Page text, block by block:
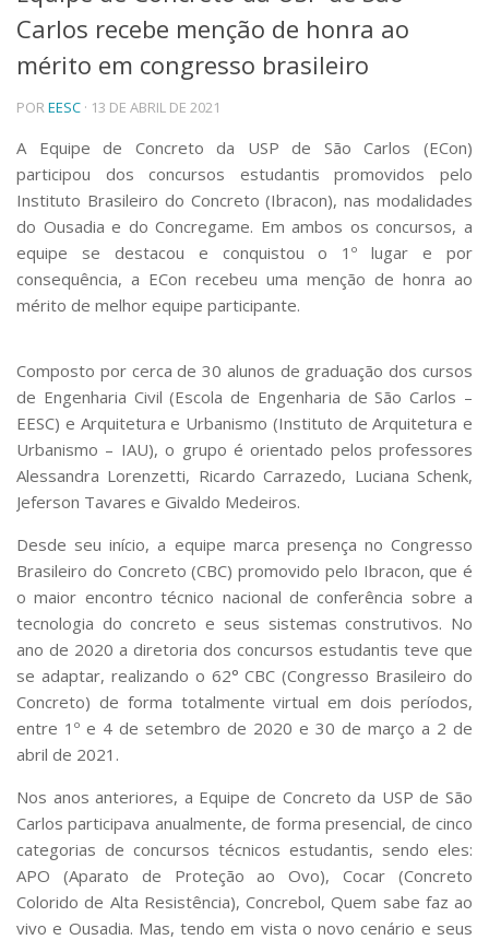
Telefones e Mapas
Pessoas
Ensino
Graduação
Educação a distância
Cursos de Extensão
Pesquisa e Inovação
Linhas de Pesquisa
Centros, Núcleos e Projetos em Rede
Pós-doutorado
Iniciação Científica
Extensão à Comunidade
Projetos, Programas e Cursos
Artes, Cultura e Esportes
Museus e Espaços Interativos
Serviços
Apoio ao Estudante
Segurança, Trânsito e Prevenção
RH, Administrativo e Financeiro
Outros serviços
Comunicação
Assessorias e Mídias
Aplicativos e Sites
Jornal da USP
Agenda de Eventos
Carlos recebe menção de honra ao
mérito em congresso brasileiro
POREESC · 13 DE ABRIL DE 2021
A Equipe de Concreto da USP de São Carlos (ECon)
participou dos concursos estudantis promovidos pelo
Instituto Brasileiro do Concreto (Ibracon), nas modalidades
do Ousadia e do Concregame. Em ambos os concursos, a
equipe se destacou e conquistou o 1º lugar e por
consequência, a ECon recebeu uma menção de honra ao
mérito de melhor equipe participante.
Composto por cerca de 30 alunos de graduação dos cursos
de Engenharia Civil (Escola de Engenharia de São Carlos –
EESC) e Arquitetura e Urbanismo (Instituto de Arquitetura e
Urbanismo – IAU), o grupo é orientado pelos professores
Alessandra Lorenzetti, Ricardo Carrazedo, Luciana Schenk,
Jeferson Tavares e Givaldo Medeiros.
Desde seu início, a equipe marca presença no Congresso
Brasileiro do Concreto (CBC) promovido pelo Ibracon, que é
o maior encontro técnico nacional de conferência sobre a
tecnologia do concreto e seus sistemas construtivos. No
ano de 2020 a diretoria dos concursos estudantis teve que
se adaptar, realizando o 62° CBC (Congresso Brasileiro do
Concreto) de forma totalmente virtual em dois períodos,
entre 1º e 4 de setembro de 2020 e 30 de março a 2 de
abril de 2021.
Nos anos anteriores, a Equipe de Concreto da USP de São
Carlos participava anualmente, de forma presencial, de cinco
categorias de concursos técnicos estudantis, sendo eles:
APO (Aparato de Proteção ao Ovo), Cocar (Concreto
Colorido de Alta Resistência), Concrebol, Quem sabe faz ao
vivo e Ousadia. Mas, tendo em vista o novo cenário e seus